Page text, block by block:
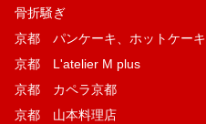
骨折騒ぎ
京都 パンケーキ、ホットケーキ
京都 L'atelier M plus
京都 カペラ京都
京都 山本料理店